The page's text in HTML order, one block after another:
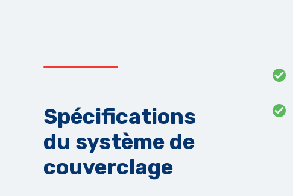
Spécifications
du système de
couverclage